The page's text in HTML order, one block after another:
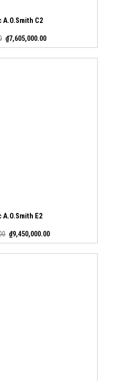
A.O.Smith C2
₫7,605,000.00
A.O.Smith E2
₫9,450,000.00